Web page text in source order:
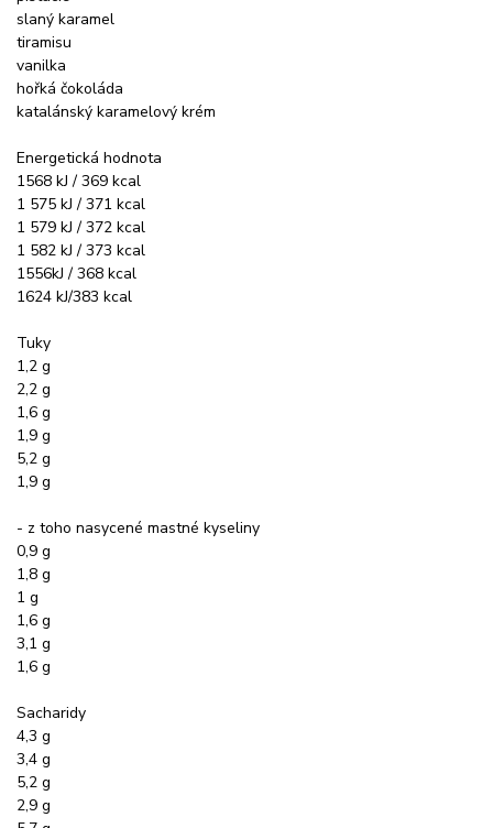
slaný karamel
tiramisu
vanilka
hořká čokoláda
katalánský karamelový krém
Energetická hodnota
1568 kJ / 369 kcal
1 575 kJ / 371 kcal
1 579 kJ / 372 kcal
1 582 kJ / 373 kcal
1556kJ / 368 kcal
1624 kJ/383 kcal
Tuky
1,2 g
2,2 g
1,6 g
1,9 g
5,2 g
1,9 g
- z toho nasycené mastné kyseliny
0,9 g
1,8 g
1 g
1,6 g
3,1 g
1,6 g
Sacharidy
4,3 g
3,4 g
5,2 g
2,9 g